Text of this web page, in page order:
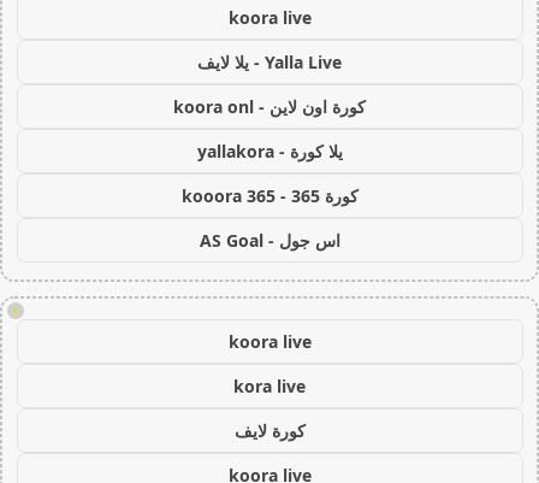
koora live
Yalla Live - يلا لايف
كورة اون لاين - koora onl
يلا كورة - yallakora
كورة 365 - kooora 365
اس جول - AS Goal
!
koora live
kora live
كورة لايف
koora live